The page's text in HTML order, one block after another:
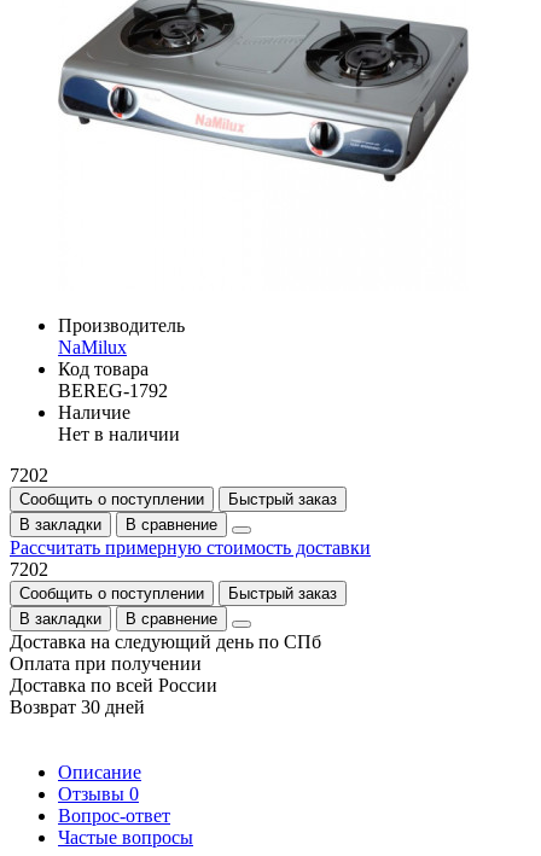
Производитель
NaMilux
Код товара
BEREG-1792
Наличие
Нет в наличии
7202
Сообщить о поступлении
Быстрый заказ
В закладки
В сравнение
Рассчитать примерную стоимость доставки
7202
Сообщить о поступлении
Быстрый заказ
В закладки
В сравнение
Доставка на следующий день по СПб
Оплата при получении
Доставка по всей России
Возврат 30 дней
Описание
Отзывы 0
Вопрос-ответ
Частые вопросы